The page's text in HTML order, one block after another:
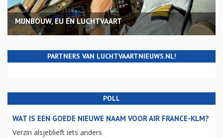
MIJNBOUW, EU EN LUCHTVAART
PARTNERS VAN LUCHTVAARTNIEUWS.NL!
POLL
WAT IS EEN GOEDE NIEUWE NAAM VOOR AIR FRANCE-KLM?
Verzin alsjeblieft iets anders